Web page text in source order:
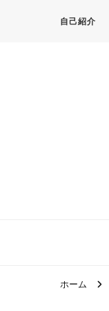
自己紹介
ホーム